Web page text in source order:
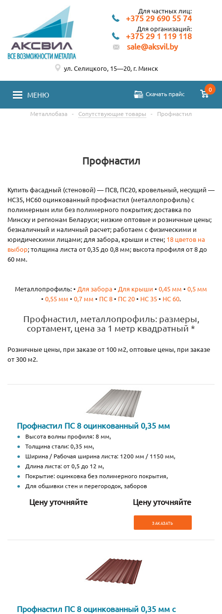
Для частных лиц:
+375 29 690 55 74
Для организаций:
+375 29 1 119 118
sale@aksvil.by
МЕНЮ Скачать прайс
0
ул. Селицкого, 15—20, г. Минск
Металлобаза - Сопутствующие товары - Профнастил
Профнастил
Купить фасадный (стеновой) — ПС8, ПС20, кровельный, несущий —
НС35, НС60 оцинкованный профнастил (металлопрофиль) с
полимерным или без полимерного покрытия; доставка по
Минску и регионам Беларуси; низкие оптовые и розничные цены;
безналичный и наличный расчет; работаем с физическими и
юридическими лицами; для забора, крыши и стен; 18 цветов на
выбор; толщина листа от 0,35 до 0,8 мм; высота профиля от 8 до
60 мм.
Металлопрофиль: • Для забора • Для крыши • 0,45 мм • 0,5 мм
• 0,55 мм • 0,7 мм • ПС 8• ПС 20• НС 35• НС 60.
Профнастил, металлопрофиль: размеры,
сортамент, цена за 1 метр квадратный *
Розничные цены, при заказе от 100 м2, оптовые цены, при заказе
от 300 м2.
Профнастил ПС 8 оцинкованный 0,35 мм
Высота волны профиля: 8 мм,
Толщина стали: 0,35 мм,
Ширина / Рабочая ширина листа: 1200 мм / 1150 мм,
Длина листа: от 0,5 до 12 м,
Покрытие: оцинковка без полимерного покрытия,
Для обшивки стен и перегородок, заборов
Цену уточняйте Цену уточняйте
ЗАКАЗАТЬ
Профнастил ПС 8 оцинкованный 0,35 мм с